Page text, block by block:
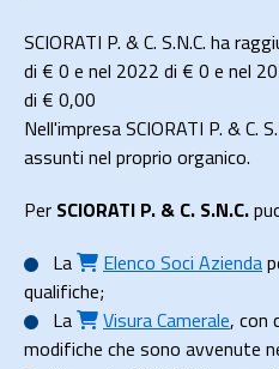
SCIORATI P. & C. S.N.C. ha
di € 0 e nel 2022 di € 0 e nel
di € 0,00
Nell'impresa SCIORATI P. & C.
assunti nel proprio organico.
Per SCIORATI P. & C. S.N.C.
La
Elenco Soci Azienda
qualifiche;
La
Visura Camerale, con
modifiche che sono avvenute